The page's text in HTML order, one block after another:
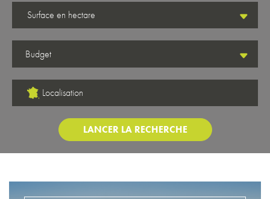
Surface en hectare
Localisation